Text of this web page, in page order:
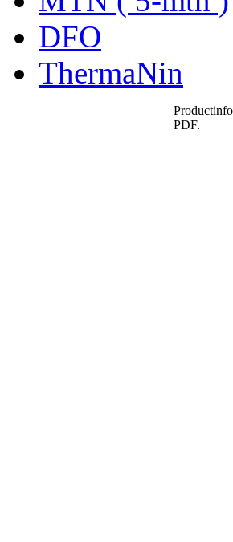
DFO
ThermaNin
PDF.